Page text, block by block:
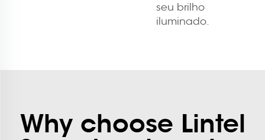
seu brilho
iluminado.
Why choose Lintel